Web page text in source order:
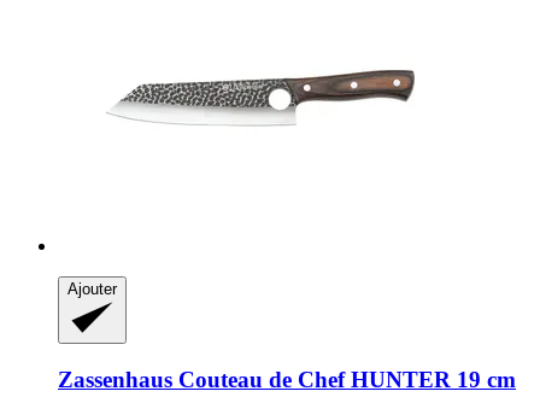
Ajouter
Zassenhaus Couteau de Chef HUNTER 19 cm